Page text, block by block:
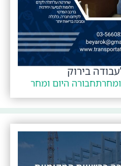
בירוק
תחבורה היום ומחר